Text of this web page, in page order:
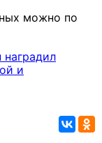
можно по
наградил
и